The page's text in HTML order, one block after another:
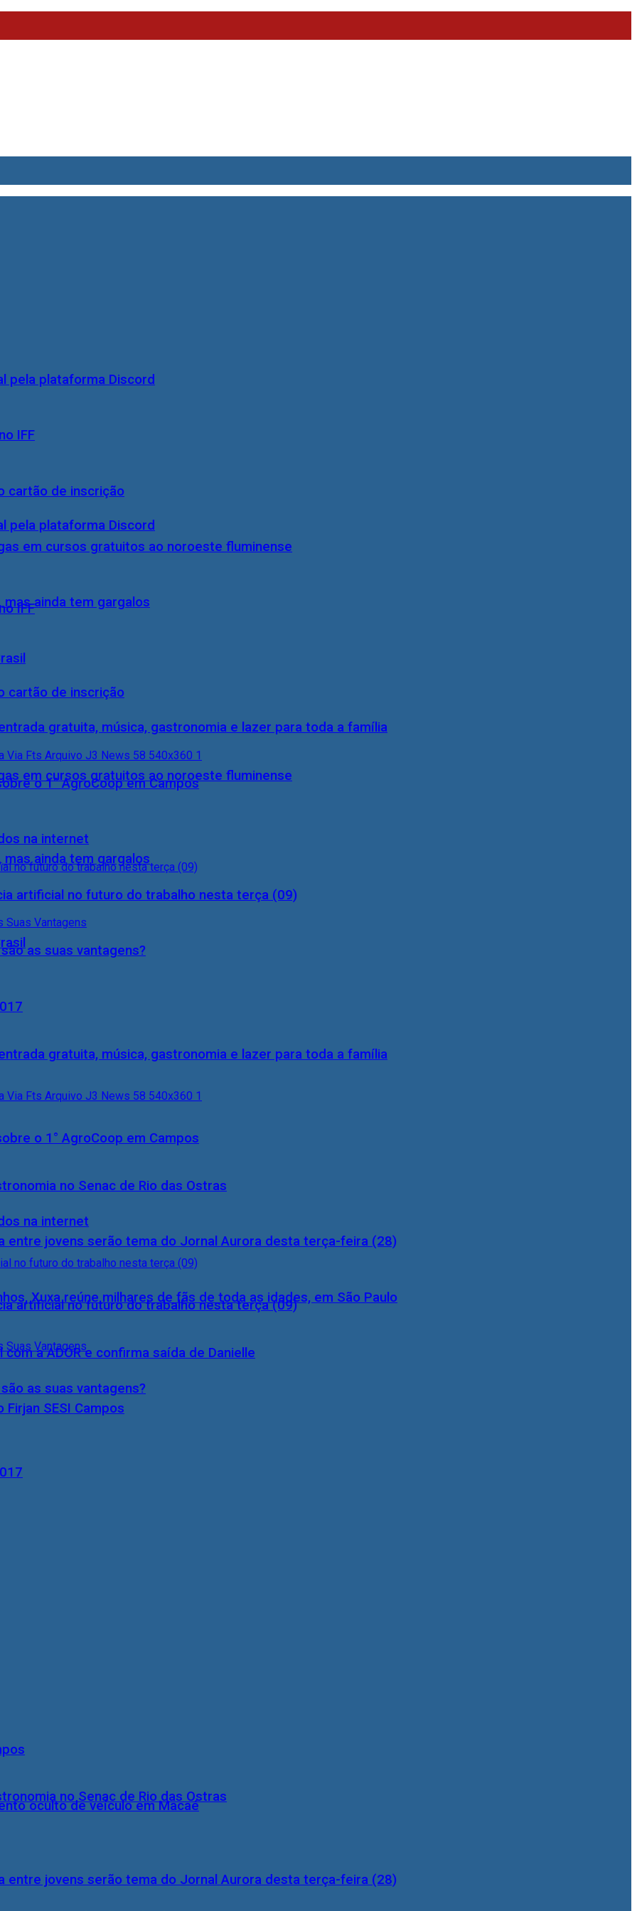
pela plataforma Discord
IFF
cartão de inscrição
em cursos gratuitos ao noroeste fluminense
ainda tem gargalos
gratuita, música, gastronomia e lazer para toda a família
o 1° AgroCoop em Campos
na internet
artificial no futuro do trabalho nesta terça (09)
as suas vantagens?
no Senac de Rio das Ostras
entre jovens serão tema do Jornal Aurora desta terça-feira (28)
pela plataforma Discord
IFF
cartão de inscrição
em cursos gratuitos ao noroeste fluminense
ainda tem gargalos
gratuita, música, gastronomia e lazer para toda a família
o 1° AgroCoop em Campos
na internet
artificial no futuro do trabalho nesta terça (09)
as suas vantagens?
no Senac de Rio das Ostras
entre jovens serão tema do Jornal Aurora desta terça-feira (28)
Xuxa reúne milhares de fãs de toda as idades, em São Paulo
a ADOR e confirma saída de Danielle
SESI Campos
oculto de veículo em Macaé